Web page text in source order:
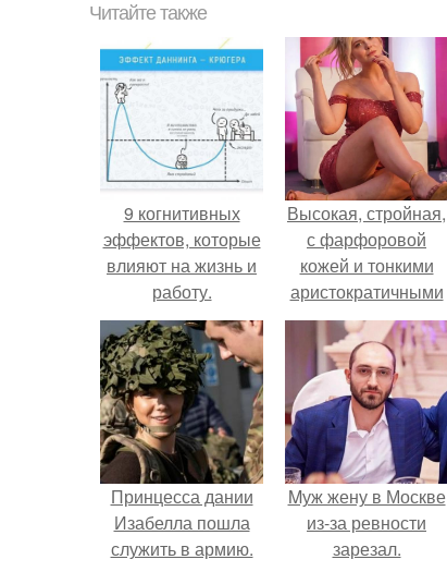
Читайте также
9 когнитивных
эффектов, которые
влияют на жизнь и
работу.
Высокая, стройная,
с фарфоровой
кожей и тонкими
аристократичными
чертами, эль
выглядит так, будто
сошла с полотна
художника.
Принцесса дании
Изабелла пошла
служить в армию.
Mуж жену в Москве
из-за ревности
зарезал.